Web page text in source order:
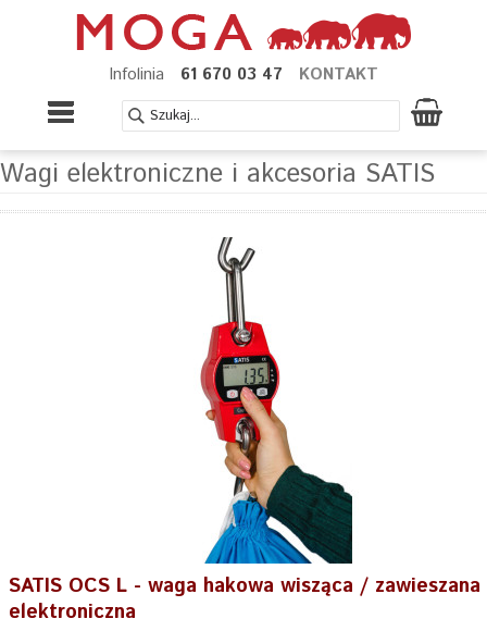
Infolinia 61 670 03 47 KONTAKT
Wagi elektroniczne i akcesoria SATIS
SATIS OCS L - waga hakowa wisząca / zawieszana
elektroniczna